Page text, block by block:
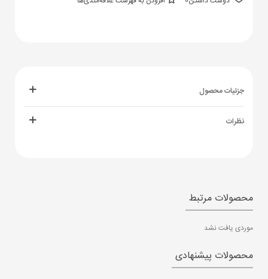
جزئیات محصول
نظرات
محصولات مرتبط
موردی یافت نشد
محصولات پیشنهادی